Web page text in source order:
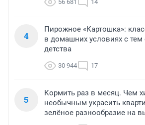
56 681 14
4
Пирожное «Картошка»:
в домашних условиях с
детства
30 944 17
5
Кормить раз в месяц. Чем
необычным украсить
зелёное разнообразие на